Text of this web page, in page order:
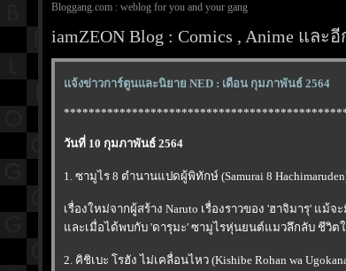
Bloggang.com : weblog for you and your gang
iamZEON Blog : Comics , Anime และ
จ้งข่าวการ์ตูนและนิยาย NED : เดือน กุมภาพันธ์ 2564
วันที่ 10 กุมภาพันธ์ 2564
1. ซามูไร 8 ตำนานแปดผู้พิทักษ์ (Samurai 8
เรื่องใหม่จากผู้สร้าง Naruto เรื่องราวของ 'ฮาจิมารุ' แ
ละเมื่อได้พบกับ 'ดารุมะ' ซามูไรหุ่นยนต์แมวลึกลับ ชีวิต
2. คิชิเบะ โรฮัง ไม่เคลื่อนไหว (Kishibe Rohan wa